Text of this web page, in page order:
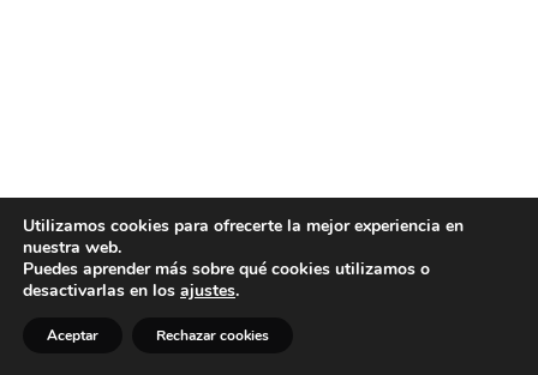
Utilizamos cookies para ofrecerte la mejor experiencia en
nuestra web.
Puedes aprender más sobre qué cookies utilizamos o
desactivarlas en los ajustes.
Aceptar Rechazar cookies